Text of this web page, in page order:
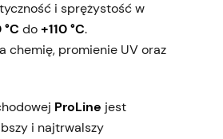
i sprężystość w
do+110 °C.
chemię, promienie UV oraz
ProLine jest
i najtrwalszy